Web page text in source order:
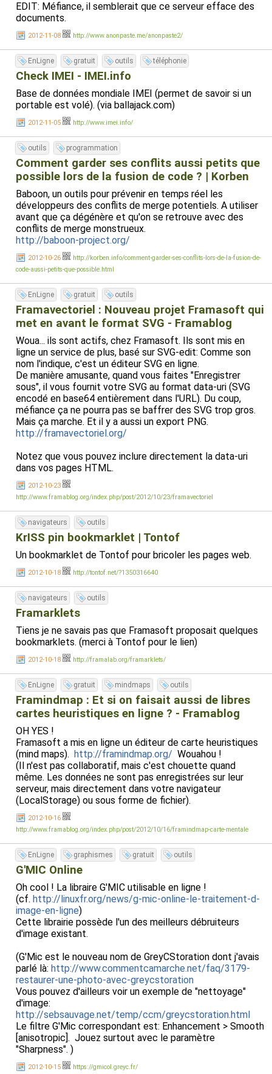
EDIT: Méfiance, il semblerait que ce serveur efface des
documents.
2012-11-08 http://www.anonpaste.me/anonpaste2/
EnLigne gratuit outils téléphonie
Check IMEI - IMEI.info
Base de données mondiale IMEI (permet de savoir si un
portable est volé). (via ballajack.com)
2012-11-05 http://www.imei.info/
outils programmation
Comment garder ses conflits aussi petits que
possible lors de la fusion de code ? | Korben
Baboon, un outils pour prévenir en temps réel les
développeurs des conflits de merge potentiels. A utiliser
avant que ça dégénère et qu'on se retrouve avec des
conflits de merge monstrueux.
http://baboon-project.org/
2012-10-26
http://korben.info/comment-garder-ses-conflits-lors-de-la-fusion-de-
code-aussi-petits-que-possible.html
EnLigne gratuit outils
Framavectoriel : Nouveau projet Framasoft qui
met en avant le format SVG - Framablog
Woua... ils sont actifs, chez Framasoft. Ils sont mis en
ligne un service de plus, basé sur SVG-edit: Comme son
nom l'indique, c'est un éditeur SVG en ligne.
De manière amusante, quand vous faites "Enregistrer
sous", il vous fournit votre SVG au format data-uri (SVG
encodé en base64 entièrement dans l'URL). Du coup,
méfiance ça ne pourra pas se baffrer des SVG trop gros.
Mais ça marche. Et il y a aussi un export PNG.
http://framavectoriel.org/
Notez que vous pouvez inclure directement la data-uri
dans vos pages HTML.
2012-10-23
http://www.framablog.org/index.php/post/2012/10/23/framavectoriel
navigateurs outils
KrISS pin bookmarklet | Tontof
Un bookmarklet de Tontof pour bricoler les pages web.
2012-10-18 http://tontof.net/?1350316640
navigateurs outils
Framarklets
Tiens je ne savais pas que Framasoft proposait quelques
bookmarklets. (merci à Tontof pour le lien)
2012-10-18 http://framalab.org/framarklets/
EnLigne gratuit mindmaps outils
Framindmap : Et si on faisait aussi de libres
cartes heuristiques en ligne ? - Framablog
OH YES !
Framasoft a mis en ligne un éditeur de carte heuristiques
(mind maps). http://framindmap.org/ Wouahou !
(Il n'est pas collaboratif, mais c'est chouette quand
même. Les données ne sont pas enregistrées sur leur
serveur, mais directement dans votre navigateur
(LocalStorage) ou sous forme de fichier).
2012-10-16
http://www.framablog.org/index.php/post/2012/10/16/framindmap-carte-mentale
EnLigne graphismes gratuit outils
G'MIC Online
Oh cool ! La libraire G'MIC utilisable en ligne !
(cf. http://linuxfr.org/news/g-mic-online-le-traitement-d-
image-en-ligne)
Cette librairie possède l'un des meilleurs débruiteurs
d'image existant.
(G'Mic est le nouveau nom de GreyCStoration dont j'avais
parlé là: http://www.commentcamarche.net/faq/3179-
restaurer-une-photo-avec-greycstoration
Vous pouvez d'ailleurs voir un exemple de "nettoyage"
d'image:
http://sebsauvage.net/temp/ccm/greycstoration.html
Le filtre G'Mic correspondant est: Enhancement > Smooth
[anisotropic]. Jouez surtout avec le paramètre
"Sharpness". )
2012-10-15 https://gmicol.greyc.fr/